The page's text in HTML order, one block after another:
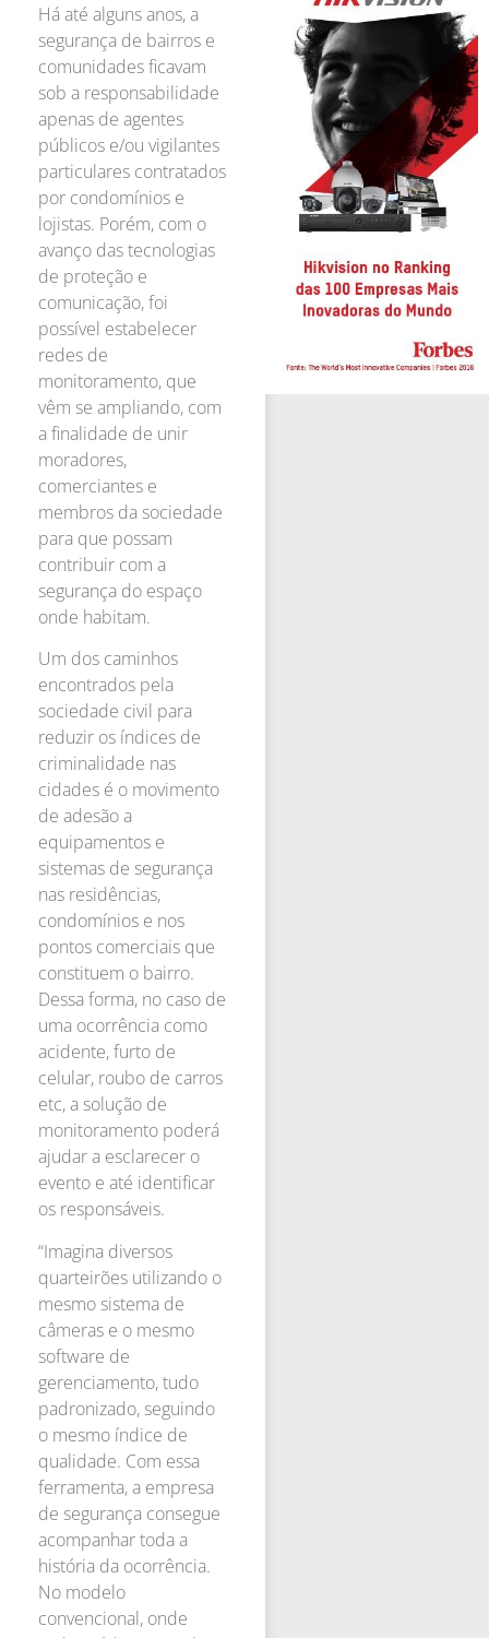
Há até alguns anos, a
segurança de bairros e
comunidades ficavam
sob a responsabilidade
apenas de agentes
públicos e/ou vigilantes
particulares contratados
por condomínios e
lojistas. Porém, com o
avanço das tecnologias
de proteção e
comunicação, foi
possível estabelecer
redes de
monitoramento, que
vêm se ampliando, com
a finalidade de unir
moradores,
comerciantes e
membros da sociedade
para que possam
contribuir com a
segurança do espaço
onde habitam.
Um dos caminhos
encontrados pela
sociedade civil para
reduzir os índices de
criminalidade nas
cidades é o movimento
de adesão a
equipamentos e
sistemas de segurança
nas residências,
condomínios e nos
pontos comerciais que
constituem o bairro.
Dessa forma, no caso de
uma ocorrência como
acidente, furto de
celular, roubo de carros
etc, a solução de
monitoramento poderá
ajudar a esclarecer o
evento e até identificar
os responsáveis.
“Imagina diversos
quarteirões utilizando o
mesmo sistema de
câmeras e o mesmo
software de
gerenciamento, tudo
padronizado, seguindo
o mesmo índice de
qualidade. Com essa
ferramenta, a empresa
de segurança consegue
acompanhar toda a
história da ocorrência.
No modelo
convencional, onde